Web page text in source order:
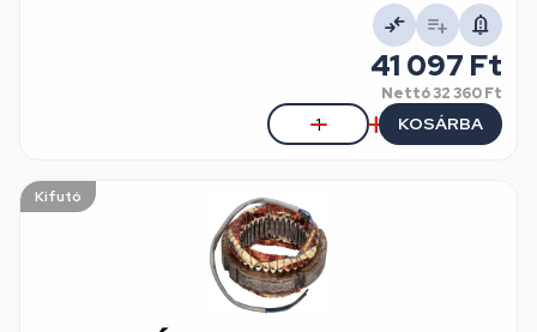
41 097 Ft
Nettó32 360 Ft
KOSÁRBA
Kifutó